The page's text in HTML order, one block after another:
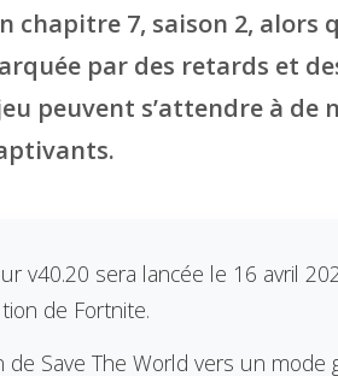
chapitre 7, saison 2, alors
par des retards et
peuvent s’attendre à de
v40.20 sera lancée le 16 avril
de Fortnite.
de Save The World vers un mode